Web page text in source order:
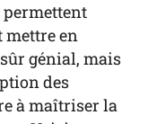
permettent
mettre en
génial, mais
des
à maîtriser la